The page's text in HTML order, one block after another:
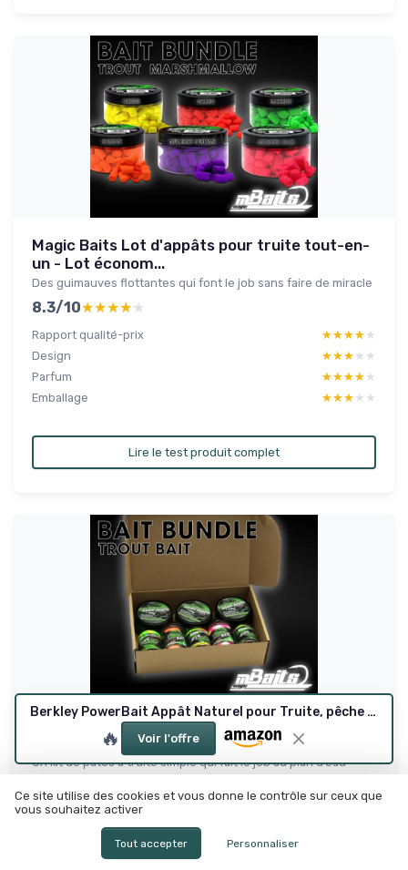
Magic Baits Lot d'appâts pour truite tout-en-
un - Lot économ...
Des guimauves flottantes qui font le job sans faire de miracle
8.3/10★★★★★
★★★★★
Rapport qualité-prix ★★★★★
★★★★★
Design
★★★★★
★★★★★
Parfum
★★★★★
★★★★★
Emballage
★★★★★
★★★★★
Lire le test produit complet
Magic Baits Pack de leurres pour truites Tout
en un Set écon...
Un kit de pâtes à truite simple qui fait le job au plan d’eau
Rapport qualité-prix
Berkley PowerBait Appât Naturel pour Truite, pêche au Saumon
🔥 Voir l'offre
Ce site utilise des cookies et vous donne le contrôle sur ceux que
vous souhaitez activer
Tout accepter Personnaliser